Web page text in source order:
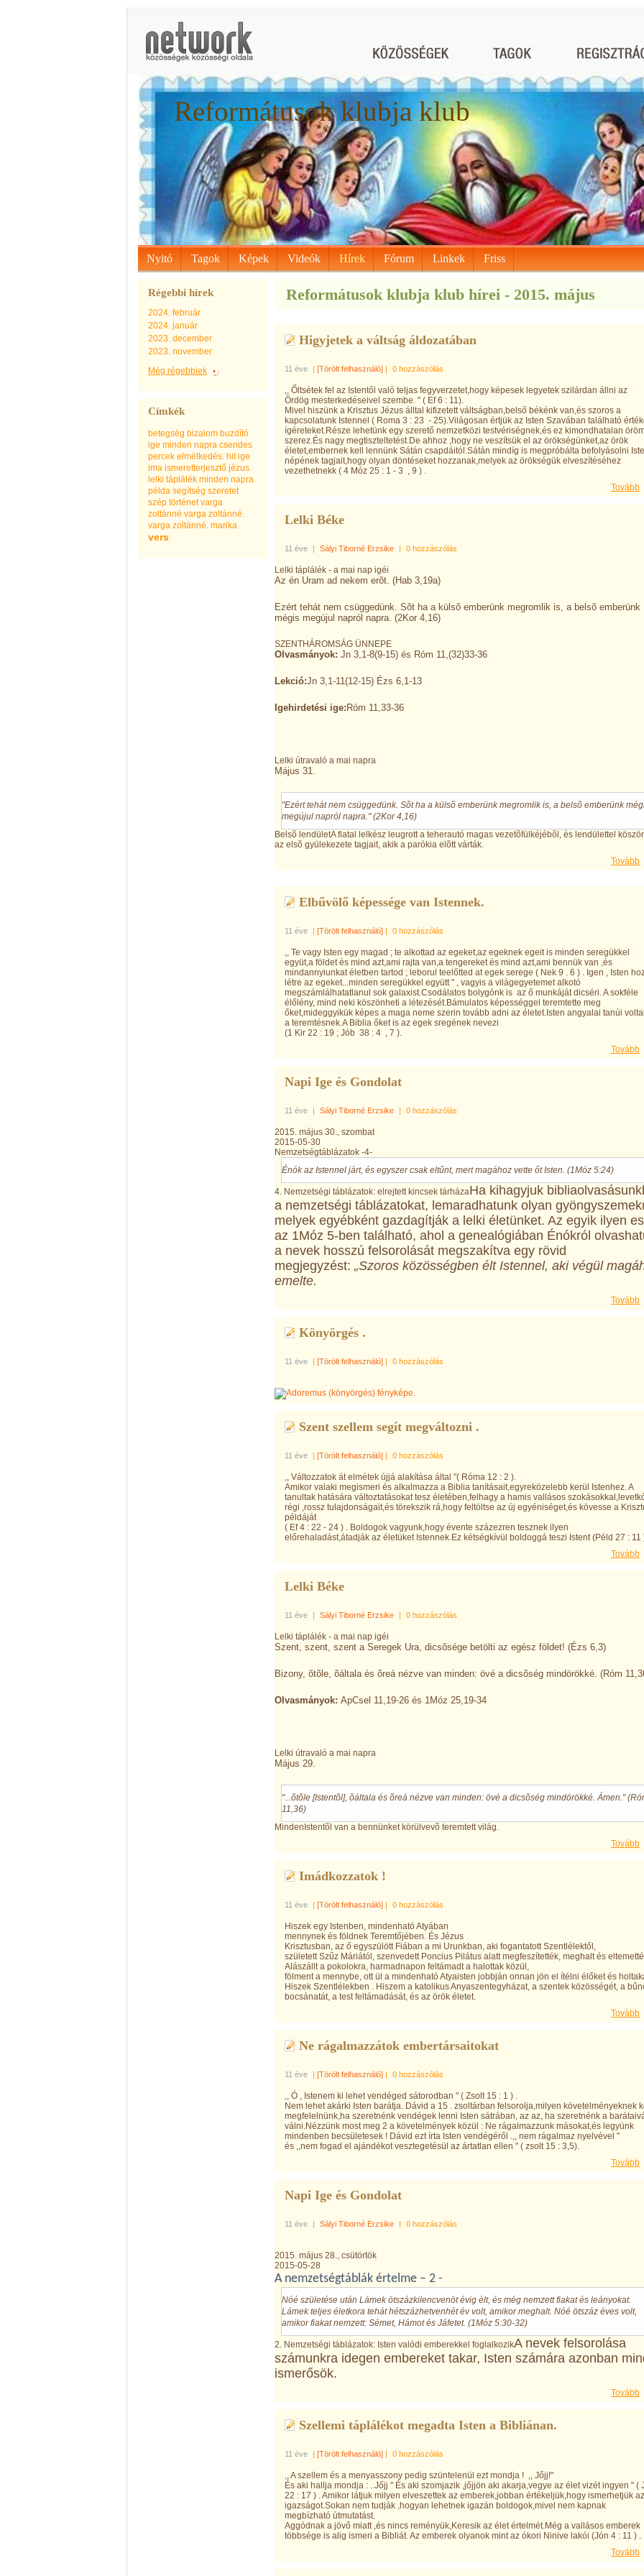
Reformátusok klubja klub
Nyitó Tagok Képek Videók Hírek Fórum Linkek Friss
Régebbi hírek
2024. február
2024. január
2023. december
2023. november
Még régebbiek
Címkék
betegség bizalom buzdító
ige minden napra csendes
percek elmélkedés. hit ige
ima ismeretterjesztő jézus
lelki táplálék minden napra
példa segítség szeretet
szép történet varga
zoltánné varga zoltánné.
varga zoltánné. marika
vers
Reformátusok klubja klub hírei - 2015. május
Higyjetek a váltság áldozatában
11 éve | [Törölt felhasználó] | 0 hozzászólás
,, Őltsétek fel az Istentől való teljas fegyverzetet,hogy képesek legyetek szilárdan állni az
Ördög mesterkedéseivel szembe. " ( Ef 6 : 11).
Mivel hiszünk a Krisztus Jézus álltal kifizetett váltságban,belső békénk van,és szoros a
kapcsolatunk Istennel ( Roma 3 : 23 - 25).Világosan értjük az Isten Szavában található
ígéreteket.Része lehetünk egy szerető nemzetközi testvériségnek,és ez kimondhatalan
szerez.És nagy megtiszteltetést.De ahhoz ,hogy ne veszítsük el az örökségünket,az örök
életet,embernek kell lennünk Sátán csapdáitól.Sátán mindíg is megpróbálta befolyásolni
népének tagjait,hogy olyan döntéseket hozzanak,melyek az örökségük elveszítéséhez
vezethetnekk ( 4 Móz 25 : 1 - 3 , 9 ) .
Tovább
Lelki Béke
11 éve | Sályi Tiborné Erzsike | 0 hozzászólás
Lelki táplálék - a mai nap igéi
Az én Uram ad nekem erõt. (Hab 3,19a)
Ezért tehát nem csüggedünk. Sõt ha a külsõ emberünk megromlik is, a belsõ emberünk
mégis megújul napról napra. (2Kor 4,16)
SZENTHÁROMSÁG ÜNNEPE
Olvasmányok: Jn 3,1-8(9-15) és Róm 11,(32)33-36
Lekció:Jn 3,1-11(12-15) Ézs 6,1-13
Igehirdetési ige: Róm 11,33-36
Lelki útravaló a mai napra
Május 31.
"Ezért tehát nem csüggedünk. Sõt ha a külsõ emberünk megromlik is, a belsõ emberünk
megújul napról napra." (2Kor 4,16)
Belsõ lendületA fiatal lelkész leugrott a teherautó magas vezetõfülkéjébõl, és lendülettel
az elsõ gyülekezete tagjait, akik a parókia elõtt várták.
Tovább
Elbűvölő képessége van Istennek.
11 éve | [Törölt felhasználó] | 0 hozzászólás
,, Te vagy Isten egy magad ; te alkottad az egeket,az egeknek egeit is minden seregükkel
együt,a földet és mind azt,ami rajta van,a tengereket és mind azt,ami bennük van ,és
mindannyiunkat életben tartod ; leborul teelőtted at egek serege ( Nek 9 . 6 ) . Igen , Isten
létre az egeket...minden seregükkel együtt " , vagyis a világegyetemet alkotó
megszámlálhatatlanul sok galaxist.Csodálatos bolygónk is az ő munkáját dicséri. A sokféle
élőlény, mind neki köszönheti a létezését.Bámulatos képességgel teremtette meg
őket,mideggyikük képes a maga neme szerin tovább adni az életet.Isten angyalai tanúi
a teremtésnek.A Biblia őket is az egek sregének nevezi
(1 Kir 22 : 19 ; Jób 38 : 4 , 7 ).
Tovább
Napi Ige és Gondolat
11 éve | Sályi Tiborné Erzsike | 0 hozzászólás
2015. május 30., szombat
2015-05-30
Nemzetségtáblázatok -4-
Énók az Istennel járt, és egyszer csak eltűnt, mert magához vette őt Isten. (1Móz 5:24)
4. Nemzetségi táblázatok: elrejtett kincsek tárházaHa kihagyjuk
a nemzetségi táblázatokat, lemaradhatunk olyan
melyek egyébként gazdagítják a lelki életünket. Az egyik ilyen
az 1Móz 5-ben található, ahol a genealógiában Énókról
a nevek hosszú felsorolását megszakítva egy rövid
megjegyzést: „Szoros közösségben élt Istennel, aki végül
emelte.
Tovább
Könyörgés .
11 éve | [Törölt felhasználó] | 0 hozzászólás
Szent szellem segít megváltozni .
11 éve | [Törölt felhasználó] | 0 hozzászólás
,, Változzatok át elmétek újjá alakítása által "( Róma 12 : 2 ).
Amikor valaki megismeri és alkalmazza a Biblia tanításait,egyreközelebb kerül Istenhez. A
tanultak hatására változtatásokat tesz életében,felhagy a hamis vallásos
régi ,rossz tulajdonságait,és törekszik rá,hogy feltöltse az új egyéniséget,és kövesse a
példáját
( Ef 4 : 22 - 24 ) . Boldogok vagyunk,hogy évente százezren tesznek ilyen
előrehaladást,átadják az életüket Istennek.Ez kétségkívül boldoggá teszi Istent (Péld 27 : 11
Tovább
Lelki Béke
11 éve | Sályi Tiborné Erzsike | 0 hozzászólás
Lelki táplálék - a mai nap igéi
Szent, szent, szent a Seregek Ura, dicsõsége betölti az egész földet! (Ézs 6,3)
Bizony, õtõle, õáltala és õreá nézve van minden: övé a dicsõség mindörökké. (Róm
Olvasmányok: ApCsel 11,19-26 és 1Móz 25,19-34
Lelki útravaló a mai napra
Május 29.
"...õtõle [Istentõl], õáltala és õreá nézve van minden: övé a dicsõség mindörökké. Ámen."
11,36)
MindenIstentõl van a bennünket körülvevõ teremtett világ.
Tovább
Imádkozzatok !
11 éve | [Törölt felhasználó] | 0 hozzászólás
Hiszek egy Istenben, mindenható Atyában
mennynek és földnek Teremtőjében. És Jézus
Krisztusban, az ő egyszülött Fiában a mi Urunkban, aki fogantatott Szentlélektől,
született Szűz Máriától, szenvedett Poncius Pilátus alatt megfeszítették, meghalt és
Alászállt a pokolokra, harmadnapon feltámadt a halottak közül,
fölment a mennybe, ott ül a mindenható Atyaisten jobbján onnan jön el ítélni élőket és
Hiszek Szentlélekben . Hiszem a katolikus Anyaszentegyházat, a szentek közösségét, a
bocsánatát, a test feltámadását, és az örök életet.
Tovább
Ne rágalmazzátok embertársaitokat
11 éve | [Törölt felhasználó] | 0 hozzászólás
,, Ó , Istenem ki lehet vendéged sátorodban " ( Zsolt 15 : 1 ) .
Nem lehet akárki Isten barátja. Dávid a 15 . zsoltárban felsorolja,milyen követelményeknek
megfelelnünk,ha szeretnénk vendégek lenni Isten sátrában, az az, ha szeretnénk a
válni.Nézzünk most meg 2 a követelmények közül : Ne rágalmazzunk másokat,és legyünk
mindenben becsületesek ! Dávid ezt írta Isten vendégéről .,, nem rágalmaz nyelvével "
és ,,nem fogad el ajándékot vesztegetésül az ártatlan ellen " ( zsolt 15 : 3,5).
Tovább
Napi Ige és Gondolat
11 éve | Sályi Tiborné Erzsike | 0 hozzászólás
2015. május 28., csütörtök
2015-05-28
A nemzetségtáblák értelme – 2 -
Nóé születése után Lámek ötszázkilencvenöt évig élt, és még nemzett fiakat és leányokat.
Lámek teljes életkora tehát hétszázhetvenhét év volt, amikor meghalt. Nóé ötszáz éves volt,
amikor fiakat nemzett: Sémet, Hámot és Jáfetet. (1Móz 5:30-32)
2. Nemzetségi táblázatok: Isten valódi emberekkel foglalkozikA nevek felsorolása
számunkra idegen embereket takar, Isten számára azonban
ismerősök.
Tovább
Szellemi táplálékot megadta Isten a Bibliánan.
11 éve | [Törölt felhasználó] | 0 hozzászólás
,, A szellem és a menyasszony pedig szüntelenül ezt mondja ! ,, Jőjj!"
És aki hallja mondja : ..Jőjj " És aki szomjazik ,jőjjön aki akarja,vegye az élet vizét ingyen " (
22 : 17 ) . Amikor látjuk milyen elveszettek az emberek,jobban értékeljük,hogy ismerhetjük az
igazságot.Sokan nem tudják ,hogyan lehetnek igazán boldogok,mivel nem kapnak
megbízható útmutatást.
Aggódnak a jövő miatt ,és nincs reményük,Keresik az élet értelmét.Még a vallásos emberek
többsége is alig ismeri a Bibliát. Az emberek olyanok mint az ókori Ninive lakói (Jón 4 : 11 ) .
Tovább